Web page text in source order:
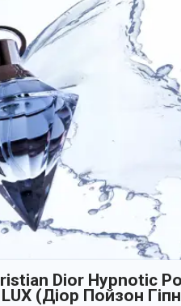
Dior Hypnotic
(Діор Пойзон